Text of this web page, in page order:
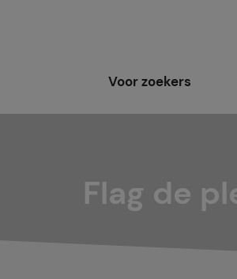
Voor zoekers
Flag de